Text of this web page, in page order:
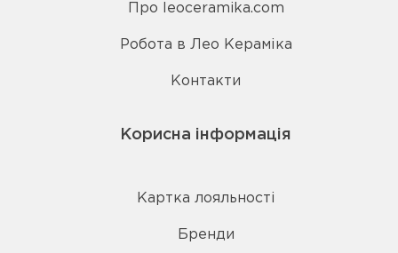
Про leoceramika.com
Робота в Лео Кераміка
Контакти
Корисна інформація
Картка лояльності
Бренди